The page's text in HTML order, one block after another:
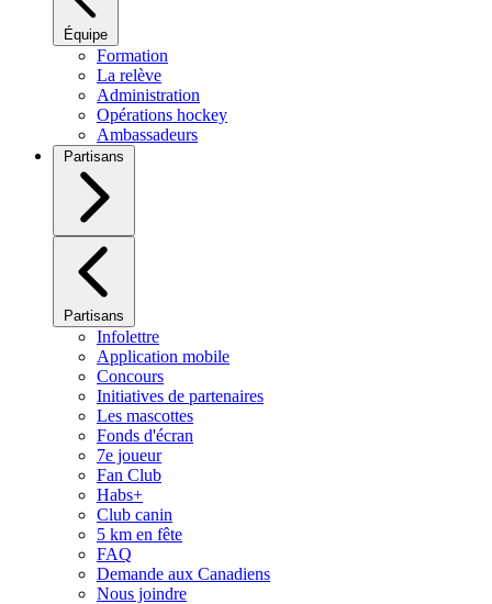
Équipe
Formation
La relève
Administration
Opérations hockey
Ambassadeurs
Partisans
Partisans
Infolettre
Application mobile
Concours
Initiatives de partenaires
Les mascottes
Fonds d'écran
7e joueur
Fan Club
Habs+
Club canin
5 km en fête
FAQ
Demande aux Canadiens
Nous joindre